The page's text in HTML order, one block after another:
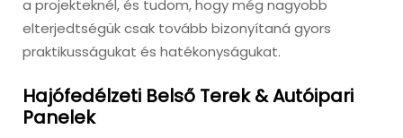
a projekteknél, és tudom, hogy még nagyobb
elterjedtségük csak tovább bizonyítaná gyors
praktikusságukat és hatékonyságukat.
Hajófedélzeti Belső Terek & Autóipari
Panelek